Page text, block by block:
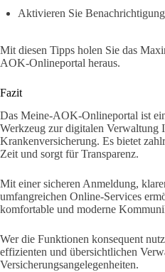
Aktivieren Sie
Mit diesen Tipps holen Sie das
AOK-Onlineportal heraus.
Fazit
Das Meine-AOK-Onlineportal ist
Werkzeug zur digitalen Verwaltung
Krankenversicherung. Es bietet
Zeit und sorgt für Transparenz.
Mit einer sicheren Anmeldung,
umfangreichen Online-Services
komfortable und moderne
Wer die Funktionen konsequent
effizienten und übersichtlichen
Versicherungsangelegenheiten.